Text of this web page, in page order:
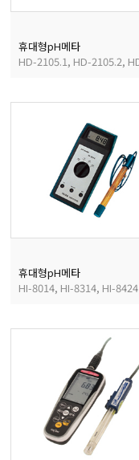
휴대형pH메타
휴대형pH메타
HI-8014, HI-8314, HI-8424